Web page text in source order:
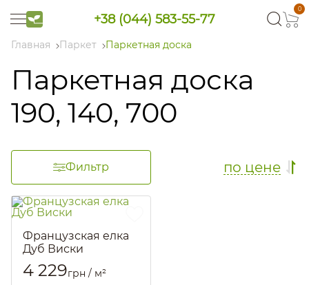
+38 (044) 583-55-77
0
Главная Паркет Паркетная доска
Паркетная доска
190, 140, 700
по цене
Фильтр
Французская елка
Дуб Виски
Артикул:: 2509
4 229грн / м²